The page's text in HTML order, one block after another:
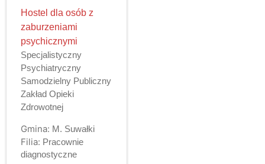
Hostel dla osób z
zaburzeniami
psychicznymi
Specjalistyczny
Psychiatryczny
Samodzielny Publiczny
Zakład Opieki
Zdrowotnej
Gmina: M. Suwałki
Filia: Pracownie
diagnostyczne